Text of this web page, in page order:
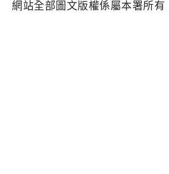
網站全部圖文版權係屬本署所有